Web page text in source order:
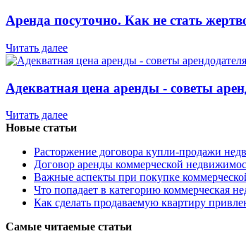
Аренда посуточно. Как не стать
Читать далее
Адекватная цена аренды - советы
Читать далее
Новые статьи
Расторжение договора купли-продажи
Договор аренды коммерческой
Важные аспекты при покупке
Что попадает в категорию коммерческая
Как сделать продаваемую квартиру
Самые читаемые статьи